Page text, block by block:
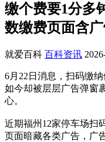
缴个费要1分多
数缴费页面含
就爱百科 百科资讯
6月22日消息，扫码缴
如今却被层层广告弹窗
心。
近期福州12家停车场扫
页面暗藏各类广告，广